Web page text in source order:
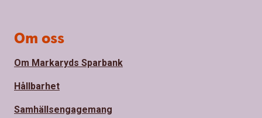
Om oss
Om Markaryds Sparbank
Hållbarhet
Samhällsengagemang